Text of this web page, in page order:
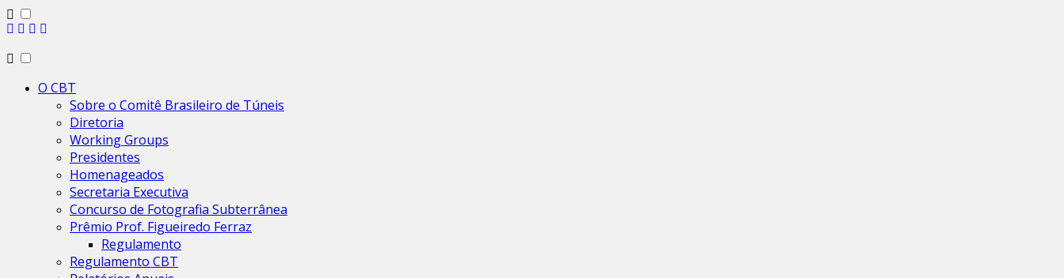
O CBT
Sobre o Comitê Brasileiro de Túneis
Diretoria
Working Groups
Presidentes
Homenageados
Secretaria Executiva
Concurso de Fotografia Subterrânea
Prêmio Prof. Figueiredo Ferraz
Regulamento
Regulamento CBT